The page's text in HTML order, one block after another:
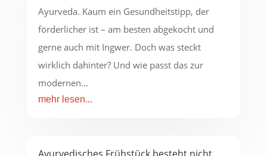
Ayurveda. Kaum ein Gesundheitstipp, der
förderlicher ist – am besten abgekocht und
gerne auch mit Ingwer. Doch was steckt
wirklich dahinter? Und wie passt das zur
modernen...
mehr lesen...